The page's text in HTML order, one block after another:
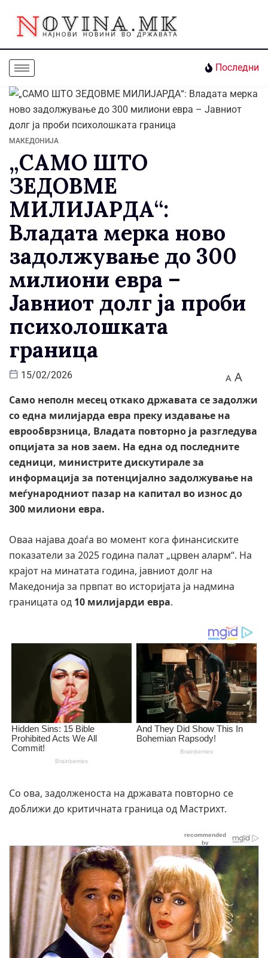
Последни
МАКЕДОНИЈА
„САМО ШТО
ЗЕДОВМЕ
МИЛИЈАРДА“:
Владата мерка ново
задолжување до 300
милиони евра –
Јавниот долг ја проби
психолошката
граница
15/02/2026 A A
Само неполн месец откако државата се задолжи
со една милијарда евра преку издавање на
еврообврзница, Владата повторно ја разгледува
опцијата за нов заем. На една од последните
седници, министрите дискутирале за
информација за потенцијално задолжување на
меѓународниот пазар на капитал во износ до
300 милиони евра.
Оваа најава доаѓа во момент кога финансиските
показатели за 2025 година палат „црвен аларм“. На
крајот на минатата година, јавниот долг на
Македонија за првпат во историјата ја надмина
границата од 10 милијарди евра.
Со ова, задолженоста на државата повторно се
доближи до критичната граница од Мастрихт.